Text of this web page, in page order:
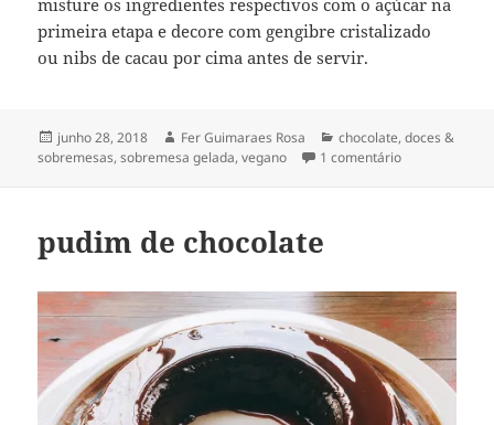
misture os ingredientes respectivos com o açúcar na
primeira etapa e decore com gengibre cristalizado
ou nibs de cacau por cima antes de servir.
Publicado
em
junho 28, 2018 Autor
Fer Guimaraes Rosa Categorias
chocolate,doces &
sobremesas,sobremesa gelada,vegano 1 comentárioem pudim de
pudim de chocolate